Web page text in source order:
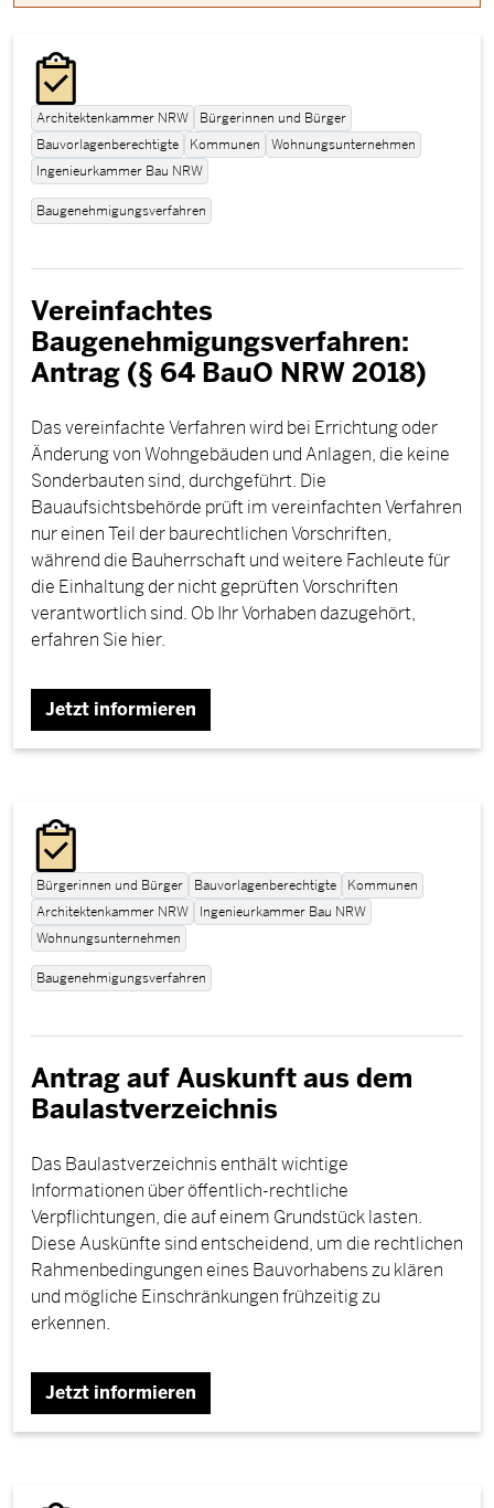
Architektenkammer NRW
Bürgerinnen und Bürger
Bauvorlagenberechtigte
Kommunen
Wohnungsunternehmen
Ingenieurkammer Bau NRW
Baugenehmigungsverfahren
Vereinfachtes
Baugenehmigungsverfahren:
Antrag (§ 64 BauO NRW 2018)
Das vereinfachte Verfahren wird bei Errichtung oder
Änderung von Wohngebäuden und Anlagen, die keine
Sonderbauten sind, durchgeführt. Die
Bauaufsichtsbehörde prüft im vereinfachten Verfahren
nur einen Teil der baurechtlichen Vorschriften,
während die Bauherrschaft und weitere Fachleute für
die Einhaltung der nicht geprüften Vorschriften
verantwortlich sind. Ob Ihr Vorhaben dazugehört,
erfahren Sie hier.
Jetzt informieren
Bürgerinnen und Bürger Bauvorlagenberechtigte
Kommunen
Architektenkammer NRW
Ingenieurkammer Bau NRW
Wohnungsunternehmen
Baugenehmigungsverfahren
Antrag auf Auskunft aus dem
Baulastverzeichnis
Das Baulastverzeichnis enthält wichtige
Informationen über öffentlich-rechtliche
Verpflichtungen, die auf einem Grundstück lasten.
Diese Auskünfte sind entscheidend, um die rechtlichen
Rahmenbedingungen eines Bauvorhabens zu klären
und mögliche Einschränkungen frühzeitig zu
erkennen.
Jetzt informieren